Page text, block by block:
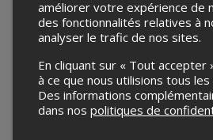
améliorer votre expérience de
des fonctionnalités relatives à
analyser le trafic de nos sites.
En cliquant sur « Tout accepter
à ce que nous utilisions tous
Des informations
dans nos politiques de